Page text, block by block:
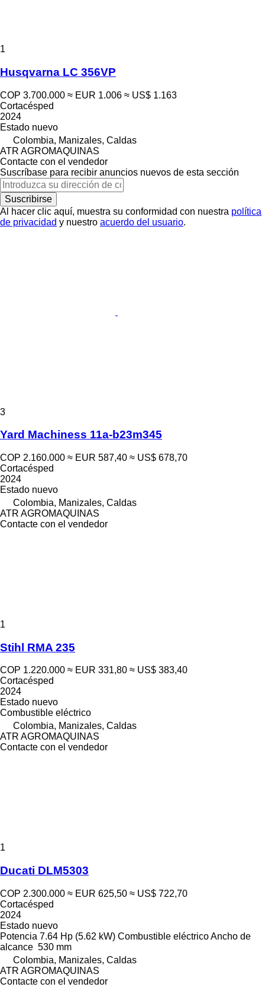
1
Husqvarna LC 356VP
COP 3.700.000 ≈ EUR 1.006 ≈ US$ 1.163
Cortacésped
2024
Estado nuevo
Colombia, Manizales, Caldas
ATR AGROMAQUINAS
Contacte con el vendedor
Suscríbase para recibir anuncios nuevos de esta sección
Suscribirse
Al hacer clic aquí, muestra su conformidad con nuestra política
de privacidad y nuestro acuerdo del usuario.
3
Yard Machiness 11a-b23m345
COP 2.160.000 ≈ EUR 587,40 ≈ US$ 678,70
Cortacésped
2024
Estado nuevo
Colombia, Manizales, Caldas
ATR AGROMAQUINAS
Contacte con el vendedor
1
Stihl RMA 235
COP 1.220.000 ≈ EUR 331,80 ≈ US$ 383,40
Cortacésped
2024
Estado nuevo
Combustible eléctrico
Colombia, Manizales, Caldas
ATR AGROMAQUINAS
Contacte con el vendedor
1
Ducati DLM5303
COP 2.300.000 ≈ EUR 625,50 ≈ US$ 722,70
Cortacésped
2024
Estado nuevo
Potencia 7.64 Hp (5.62 kW) Combustible eléctricoAncho de
alcance 530 mm
Colombia, Manizales, Caldas
ATR AGROMAQUINAS
Contacte con el vendedor